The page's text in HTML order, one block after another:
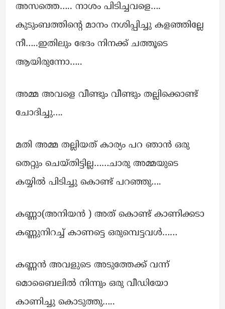
അസത്തെ….. നാശം പിടിച്ചവളെ….
കുടുംബത്തിന്റെ മാനം നശിപ്പിച്ചു കളഞ്ഞില്ലേ
നീ…..ഇതിലും ഭേദം നിനക്ക് ചത്തൂടെ
ആയിരുന്നോ…..
അമ്മ അവളെ വീണ്ടും വീണ്ടും തല്ലിക്കൊണ്ട്
ചോദിച്ചു….
മതി അമ്മ തല്ലിയത് കാര്യം പറ ഞാൻ ഒരു
തെറ്റും ചെയ്തിട്ടില്ല……ചാരു അമ്മയുടെ
കയ്യിൽ പിടിച്ചു കൊണ്ട് പറഞ്ഞു….
കണ്ണാ(അനിയൻ ) അത് കൊണ്ട് കാണിക്കടാ
കണ്ണുനിറച്ച് കാണട്ടെ ഒരുമ്പെട്ടവൾ……
കണ്ണൻ അവളുടെ അടുത്തേക്ക് വന്ന്
മൊബൈലിൽ നിന്നും ഒരു വീഡിയോ
കാണിച്ചു കൊടുത്തു…..